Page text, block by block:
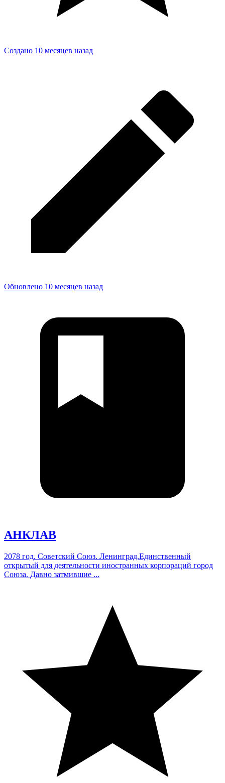
Создано 10 месяцев назад
Обновлено 10 месяцев назад
АНКЛАВ
2078 год. Советский Союз. Ленинград.Единственный
открытый для деятельности иностранных корпораций город
Союза. Давно затмившие ...